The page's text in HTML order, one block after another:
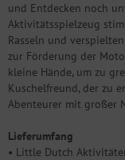
und Entdecken noch
Aktivitätsspielzeug
Rasseln und
zur Förderung der
kleine Hände, um zu
Kuschelfreund, der zu
Abenteurer mit großer
Lieferumfang
• Little Dutch